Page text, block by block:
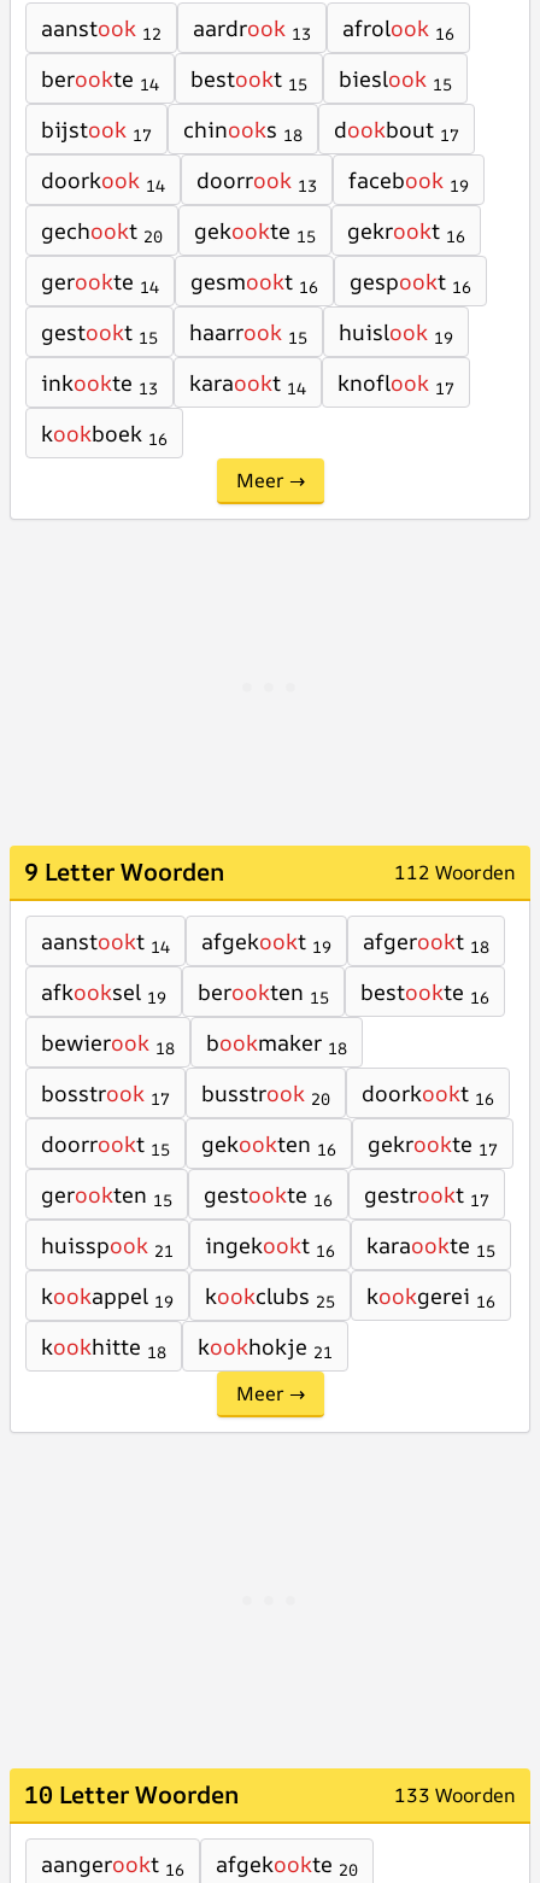
aanstook 12 aardrook 13 afrolook 16
berookte 14 bestookt 15 bieslook 15
bijstook 17 chinooks 18 dookbout 17
doorkook 14 doorrook 13 facebook 19
gechookt 20 gekookte 15 gekrookt 16
gerookte 14 gesmookt 16 gespookt 16
gestookt 15 haarrook 15 huislook 19
inkookte 13 karaookt 14 knoflook 17
kookboek 16
Meer →
9 Letter Woorden 112 Woorden
aanstookt 14 afgekookt 19 afgerookt 18
afkooksel 19 berookten 15 bestookte 16
bewierook 18 bookmaker 18
bosstrook 17 busstrook 20 doorkookt 16
doorrookt 15 gekookten 16 gekrookte 17
gerookten 15 gestookte 16 gestrookt 17
huisspook 21 ingekookt 16 karaookte 15
kookappel 19 kookclubs 25 kookgerei 16
kookhitte 18 kookhokje 21
Meer →
10 Letter Woorden 133 Woorden
aangerookt 16 afgekookte 20